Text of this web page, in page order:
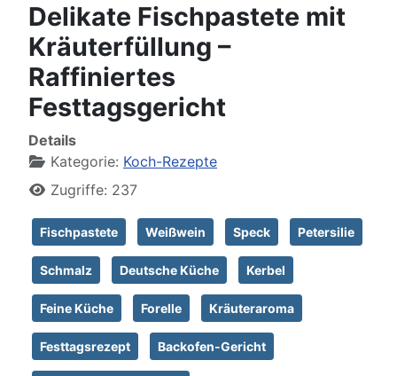
Delikate Fischpastete mit
Kräuterfüllung –
Raffiniertes
Festtagsgericht
Details
Kategorie: Koch-Rezepte
Zugriffe: 237
Fischpastete Weißwein Speck Petersilie
Schmalz Deutsche Küche Kerbel
Feine Küche Forelle Kräuteraroma
Festtagsrezept Backofen-Gericht